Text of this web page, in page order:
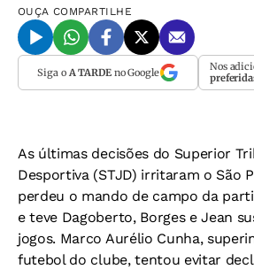
OUÇA COMPARTILHE
Siga o A TARDEno Google Nos
As últimas decisões do Superior
Desportiva (STJD) irritaram o São
perdeu o mando de campo da
e teve Dagoberto, Borges e Jean
jogos. Marco Aurélio Cunha,
futebol do clube, tentou evitar